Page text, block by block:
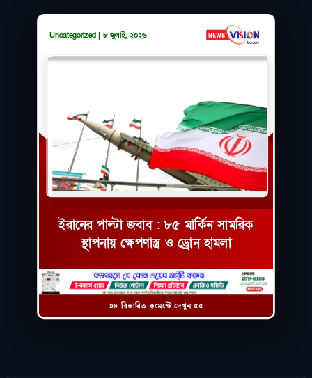
Uncategorized | ৮ জুলাই, ২০২৬
ইরানের পাল্টা জবাব : ৮৫ মার্কিন সামরিক
স্থাপনায় ক্ষেপণাস্ত্র ও ড্রোন হামলা
»» বিস্তারিত কমেন্টে দেখুন ««